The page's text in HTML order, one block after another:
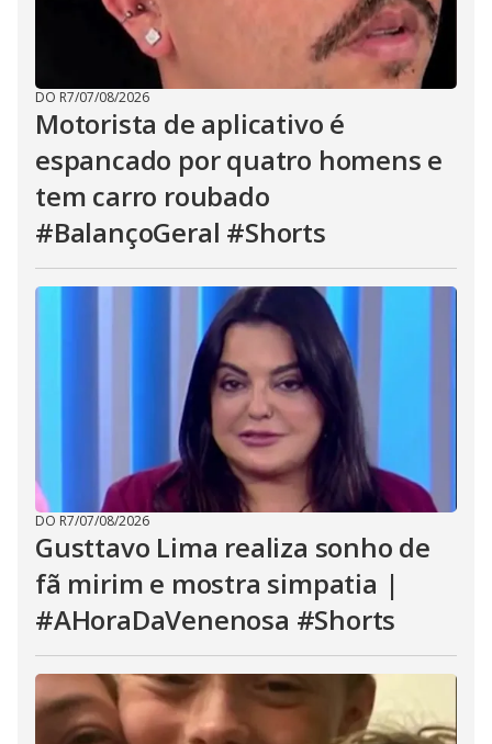
DO R7/07/08/2026
Motorista de aplicativo é
espancado por quatro homens e
tem carro roubado
#BalançoGeral #Shorts
DO R7/07/08/2026
Gusttavo Lima realiza sonho de
fã mirim e mostra simpatia |
#AHoraDaVenenosa #Shorts